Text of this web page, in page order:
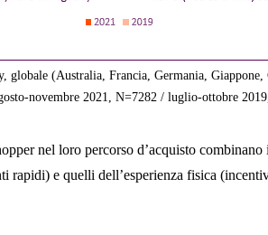
globale (Australia, Francia, Germania, Giappone,
novembre 2021, N=7282 / luglio-ottobre
nel loro percorso d’acquisto
rapidi) e quelli dell’esperienza fisica